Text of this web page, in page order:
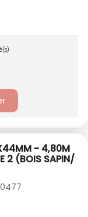
- 4,80M
2 (BOIS SAPIN/